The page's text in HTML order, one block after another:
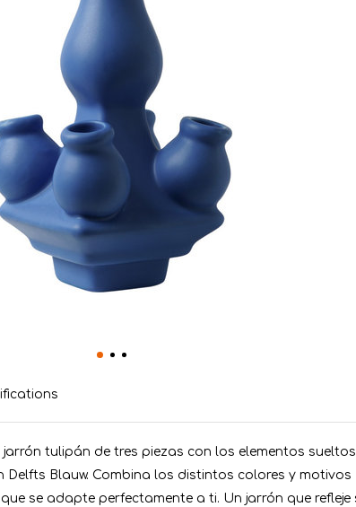
jarrón tulipán de tres piezas con los elementos
Blauw. Combina los distintos colores y motivos
se adapte perfectamente a ti. Un jarrón que refleje